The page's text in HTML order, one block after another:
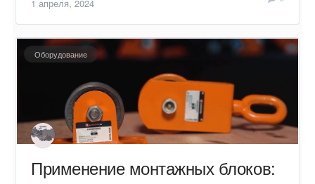
1 апреля, 2024
Оборудование
Применение монтажных блоков: